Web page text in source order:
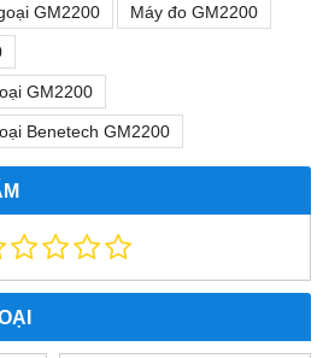
GM2200 Máy đo GM2200
GM2200
Benetech GM2200